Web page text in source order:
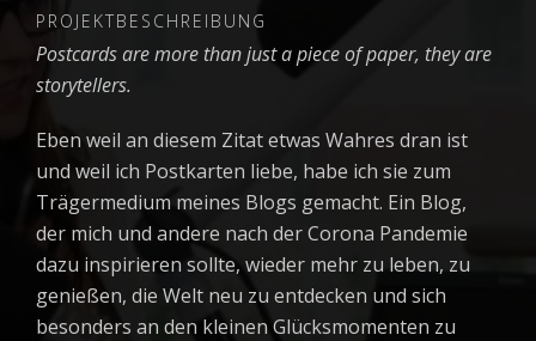
PROJEKTBESCHREIBUNG
Postcards are more than just a piece of paper, they are
storytellers.
Eben weil an diesem Zitat etwas Wahres dran ist
und weil ich Postkarten liebe, habe ich sie zum
Trägermedium meines Blogs gemacht. Ein Blog,
der mich und andere nach der Corona Pandemie
dazu inspirieren sollte, wieder mehr zu leben, zu
genießen, die Welt neu zu entdecken und sich
besonders an den kleinen Glücksmomenten zu